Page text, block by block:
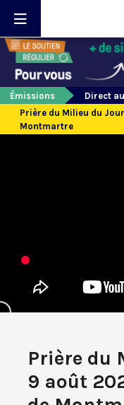
Émissions
Direct
Prière du Milieu du
Montmartre
Prière du
9 août